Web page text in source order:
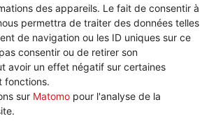
des appareils. Le fait de consentir à
permettra de traiter des données telles
de navigation ou les ID uniques sur ce
consentir ou de retirer son
avoir un effet négatif sur certaines
fonctions.
sur Matomo pour l'analyse de la
Nous écrire